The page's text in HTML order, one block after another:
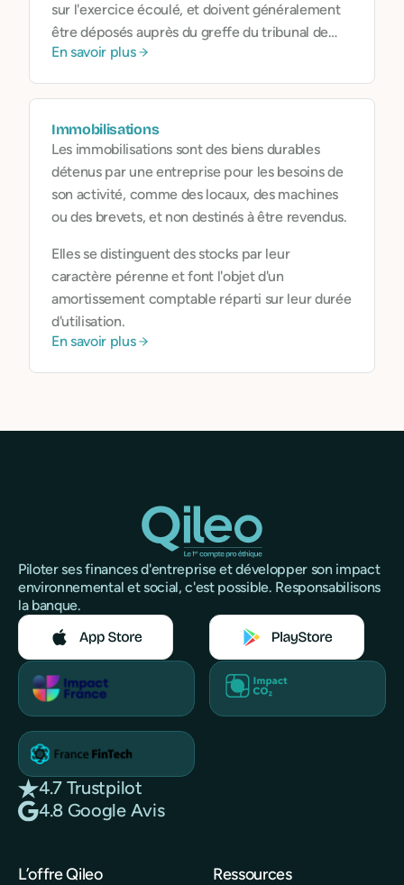
sur l'exercice écoulé, et doivent généralement
être déposés auprès du greffe du tribunal de
commerce.
En savoir plus
Immobilisations
Les immobilisations sont des biens durables
détenus par une entreprise pour les besoins de
son activité, comme des locaux, des machines
ou des brevets, et non destinés à être revendus.
Elles se distinguent des stocks par leur
caractère pérenne et font l'objet d'un
amortissement comptable réparti sur leur durée
d'utilisation.
En savoir plus
Piloter ses finances d'entreprise et développer son impact
environnemental et social, c'est possible. Responsabilisons
la banque.
4.7 Trustpilot
4.8 Google Avis
L’offre Qileo Ressources